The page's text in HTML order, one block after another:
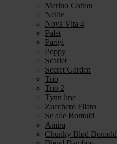
Merino Cotton
Nellie
Nova Vita 4
Palet
Parigi
Poppy
Scarlet
Secret Garden
Trio
Trio 2
Tynn line
Zucchero Filato
Se alle Bomuld
Amira
Chunky Blød Bomuld